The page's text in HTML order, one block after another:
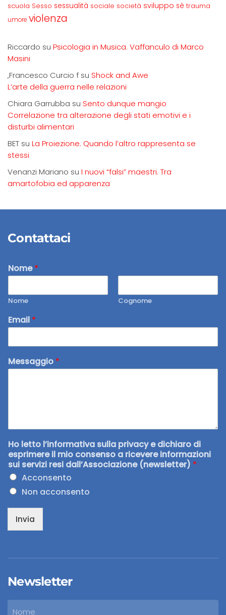
scuola Sesso sessualità sociale società sviluppo sè trauma
umore violenza
Riccardo su Psicologia in Musica. Vaffanculo di Marco
Masini
,Francesco Curcio f su Shock and Awe
L’arte della guerra nelle relazioni
Chiara Garrubba su Sento dunque mangio
Correlazione tra alterazione degli stati emotivi e i
disturbi alimentari
BET su La Proiezione. Quando l’altro rappresenta se
stessi
Venanzi Mariano su I nuovi “falsi” maestri. Tra
amartofobia ed apparenza
Contattaci
Nome*
Nome Cognome
Email *
Messaggio *
Ho letto l’informativa sulla privacy e dichiaro di
esprimere il mio consenso a ricevere informazioni
sui servizi resi dall’Associazione (newsletter) *
Acconsento
Non acconsento
Invia
Newsletter